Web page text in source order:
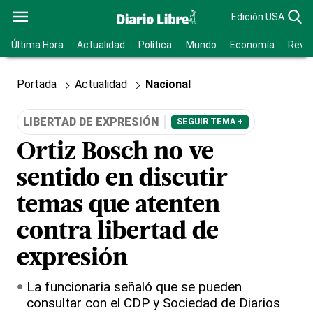
Edición USA
Última Hora Actualidad Política Mundo Economía
Portada Actualidad Nacional
LIBERTAD DE EXPRESIÓN SEGUIR TEMA +
Ortiz Bosch no ve
sentido en discutir
temas que atenten
contra libertad de
expresión
La funcionaria señaló que se pueden
consultar con el CDP y Sociedad de Diarios